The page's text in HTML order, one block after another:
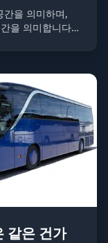
을 의미하며,
을 의미합니다.
같은 건가